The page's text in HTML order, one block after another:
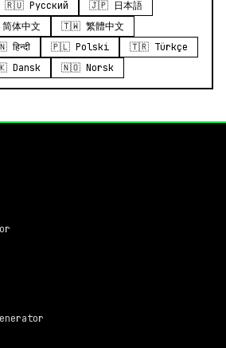
🇷🇺 Русский
🇯🇵 日本語
体中文
🇹🇼 繁體中文
हिन्दी 🇵🇱 Polski
🇹🇷 Türkçe
Dansk 🇳🇴 Norsk